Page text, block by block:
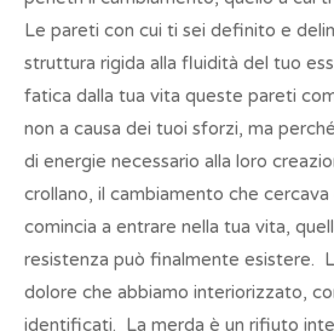
Le pareti con cui ti sei definito e
struttura rigida alla fluidità del tuo
fatica dalla tua vita queste pareti
non a causa dei tuoi sforzi, ma
di energie necessario alla loro
crollano, il cambiamento che cercava
comincia a entrare nella tua vita,
resistenza può finalmente esistere.
dolore che abbiamo interiorizzato,
identificati. La merda è un rifiuto